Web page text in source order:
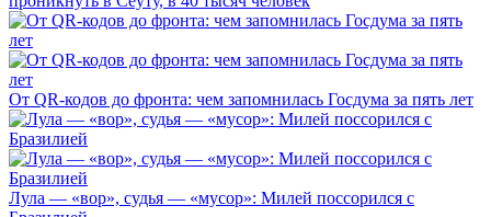
От QR-кодов до фронта: чем запомнилась Госдума за пять лет
Лула — «вор», судья — «мусор»: Милей поссорился с